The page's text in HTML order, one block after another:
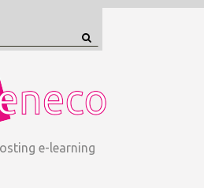
e-learning